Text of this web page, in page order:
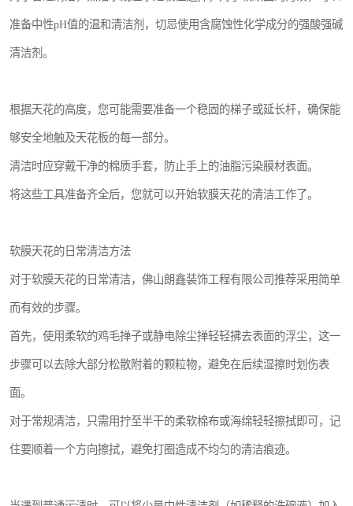
准备中性pH值的温和清洁剂，切忌使用含腐蚀性化学成分的强酸强碱
清洁剂。
根据天花的高度，您可能需要准备一个稳固的梯子或延长杆，确保能
够安全地触及天花板的每一部分。
清洁时应穿戴干净的棉质手套，防止手上的油脂污染膜材表面。
将这些工具准备齐全后，您就可以开始软膜天花的清洁工作了。
软膜天花的日常清洁方法
对于软膜天花的日常清洁，佛山朗鑫装饰工程有限公司推荐采用简单
而有效的步骤。
首先，使用柔软的鸡毛掸子或静电除尘掸轻轻拂去表面的浮尘，这一
步骤可以去除大部分松散附着的颗粒物，避免在后续湿擦时划伤表
面。
对于常规清洁，只需用拧至半干的柔软棉布或海绵轻轻擦拭即可，记
住要顺着一个方向擦拭，避免打圈造成不均匀的清洁痕迹。